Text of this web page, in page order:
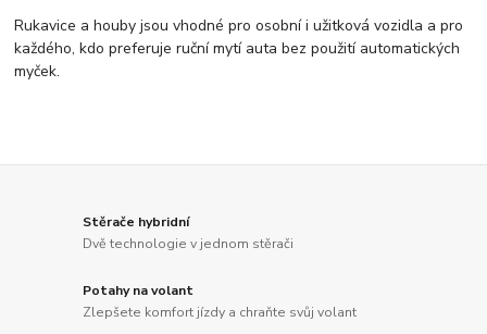
Rukavice a houby jsou vhodné pro osobní i užitková vozidla a pro
každého, kdo preferuje ruční mytí auta bez použití automatických
myček.
Stěrače hybridní
Dvě technologie v jednom stěrači
Potahy na volant
Zlepšete komfort jízdy a chraňte svůj volant